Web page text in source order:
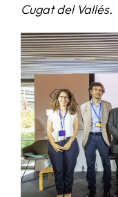
SERVICIOS
APOYO I+D+I
NOTICIAS
Cugat del Vallés.